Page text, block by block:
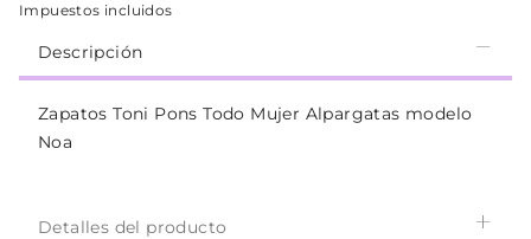
Impuestos incluidos
Descripción
Zapatos Toni Pons Todo Mujer Alpargatas modelo
Noa
Detalles del producto